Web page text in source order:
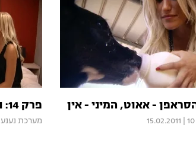
15.02.2011
פרק 14: נלה וברברבאום ישנים כפיות?
מערכת נענע 10